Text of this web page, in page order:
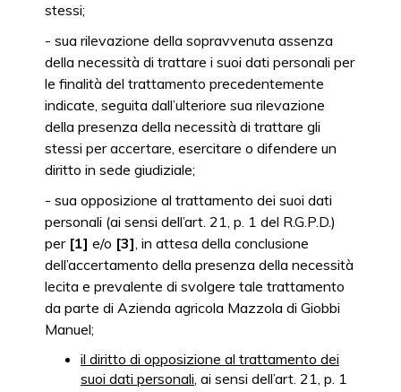
stessi;
- sua rilevazione della sopravvenuta assenza
della necessità di trattare i suoi dati personali per
le finalità del trattamento precedentemente
indicate, seguita dall’ulteriore sua rilevazione
della presenza della necessità di trattare gli
stessi per accertare, esercitare o difendere un
diritto in sede giudiziale;
- sua opposizione al trattamento dei suoi dati
personali (ai sensi dell’art. 21, p. 1 del R.G.P.D.)
per [1] e/o [3], in attesa della conclusione
dell’accertamento della presenza della necessità
lecita e prevalente di svolgere tale trattamento
da parte di Azienda agricola Mazzola di Giobbi
Manuel;
il diritto di opposizione al trattamento dei
suoi dati personali, ai sensi dell’art. 21, p. 1